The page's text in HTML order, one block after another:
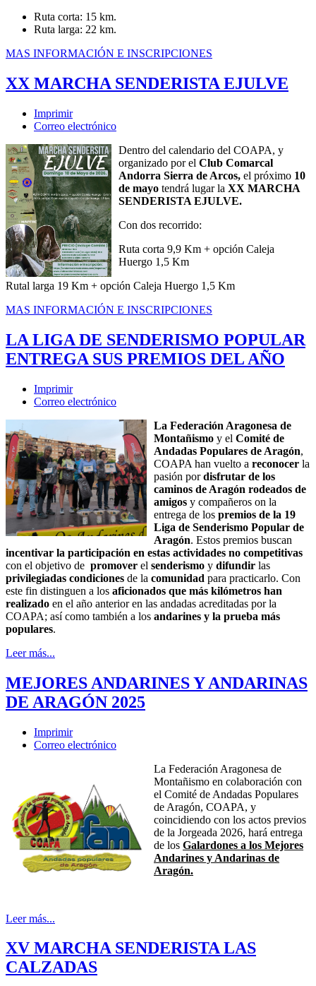
Ruta corta: 15 km.
Ruta larga: 22 km.
MAS INFORMACIÓN E INSCRIPCIONES
XX MARCHA SENDERISTA EJULVE
Imprimir
Correo electrónico
Dentro del calendario del COAPA, y
organizado por el Club Comarcal
Andorra Sierra de Arcos, el próximo 10
de mayo tendrá lugar la XX MARCHA
SENDERISTA EJULVE.
Con dos recorrido:
Ruta corta 9,9 Km + opción Caleja
Huergo 1,5 Km
Rutal larga 19 Km + opción Caleja Huergo 1,5 Km
MAS INFORMACIÓN E INSCRIPCIONES
LA LIGA DE SENDERISMO POPULAR
ENTREGA SUS PREMIOS DEL AÑO
Imprimir
Correo electrónico
La Federación Aragonesa de
Montañismo y el Comité de
Andadas Populares de Aragón,
COAPA han vuelto a reconocer la
pasión pordisfrutar de los
caminos de Aragón rodeados de
amigos y compañeros on la
entrega de los premios de la 19
Liga de Senderismo Popular de
Aragón. Estos premios buscan
incentivar la participación en estas actividades no competitivas
con el objetivo de promover el senderismo y difundir las
privilegiadas condiciones de la comunidad para practicarlo. Con
este fin distinguen a los aficionados que más kilómetros han
realizado en el año anterior en las andadas acreditadas por la
COAPA; así como también a los andarines y la prueba más
populares.
Leer más...
MEJORES ANDARINES Y ANDARINAS
DE ARAGÓN 2025
Imprimir
Correo electrónico
La Federación Aragonesa de
Montañismo en colaboración con
el Comité de Andadas Populares
de Aragón, COAPA, y
coincidiendo con los actos previos
de la Jorgeada 2026, hará entrega
de los Galardones a los Mejores
Andarines y Andarinas de
Aragón.
Leer más...
XV MARCHA SENDERISTA LAS
CALZADAS